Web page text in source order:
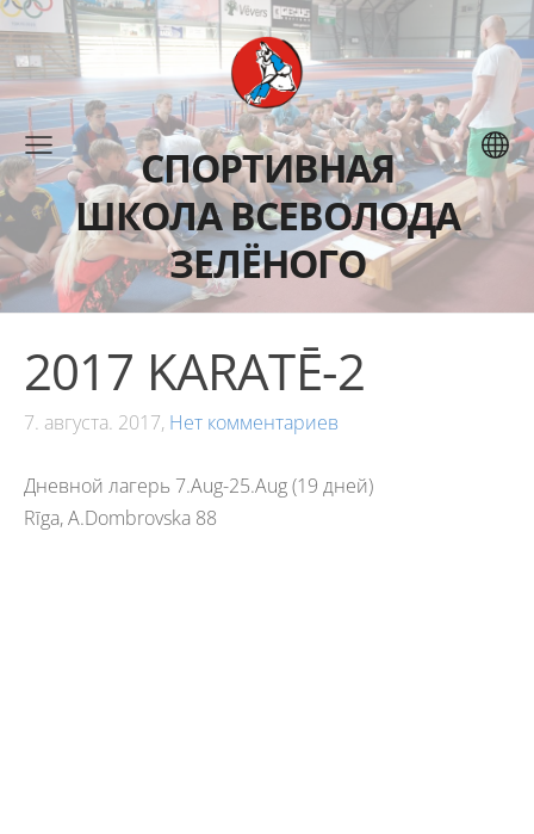
СПОРТИВНАЯ
ШКОЛА ВСЕВОЛОДА
ЗЕЛЁНОГО
2017 KARATĒ-2
7. августа. 2017, Нет комментариев
Дневной лагерь 7.Aug-25.Aug (19 дней)
Rīga, A.Dombrovska 88